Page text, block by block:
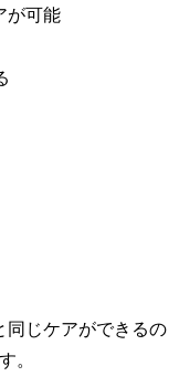
が可能
同じケアができるの
。